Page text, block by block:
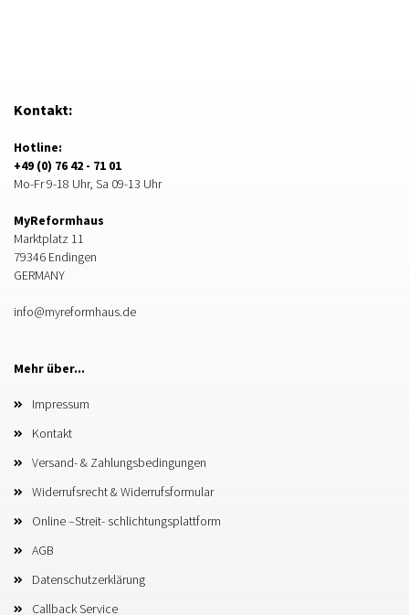
Kontakt:
Hotline:
+49 (0) 76 42 - 71 01
Mo-Fr 9-18 Uhr, Sa 09-13 Uhr
MyReformhaus
Marktplatz 11
79346 Endingen
GERMANY
info@myreformhaus.de
Mehr über...
Impressum
Kontakt
Versand- & Zahlungsbedingungen
Widerrufsrecht & Widerrufsformular
Online –Streit- schlichtungsplattform
AGB
Datenschutzerklärung
Callback Service